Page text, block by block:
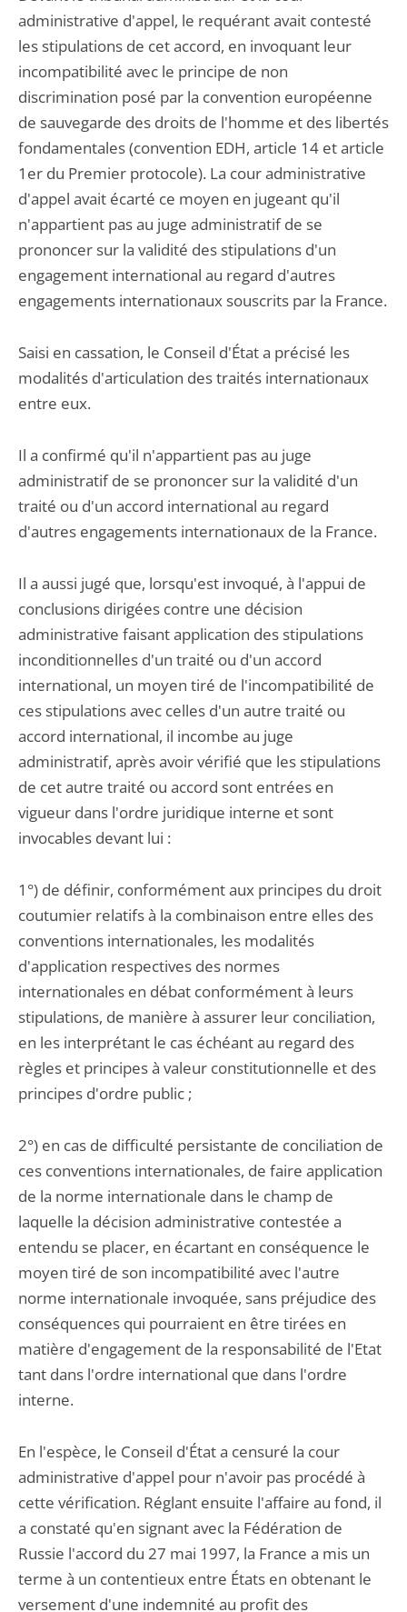
administrative d'appel, le requérant avait contesté
les stipulations de cet accord, en invoquant leur
incompatibilité avec le principe de non
discrimination posé par la convention européenne
de sauvegarde des droits de l'homme et des libertés
fondamentales (convention EDH, article 14 et article
1er du Premier protocole). La cour administrative
d'appel avait écarté ce moyen en jugeant qu'il
n'appartient pas au juge administratif de se
prononcer sur la validité des stipulations d'un
engagement international au regard d'autres
engagements internationaux souscrits par la France.
Saisi en cassation, le Conseil d'État a précisé les
modalités d'articulation des traités internationaux
entre eux.
Il a confirmé qu'il n'appartient pas au juge
administratif de se prononcer sur la validité d'un
traité ou d'un accord international au regard
d'autres engagements internationaux de la France.
Il a aussi jugé que, lorsqu'est invoqué, à l'appui de
conclusions dirigées contre une décision
administrative faisant application des stipulations
inconditionnelles d'un traité ou d'un accord
international, un moyen tiré de l'incompatibilité de
ces stipulations avec celles d'un autre traité ou
accord international, il incombe au juge
administratif, après avoir vérifié que les stipulations
de cet autre traité ou accord sont entrées en
vigueur dans l'ordre juridique interne et sont
invocables devant lui :
1°) de définir, conformément aux principes du droit
coutumier relatifs à la combinaison entre elles des
conventions internationales, les modalités
d'application respectives des normes
internationales en débat conformément à leurs
stipulations, de manière à assurer leur conciliation,
en les interprétant le cas échéant au regard des
règles et principes à valeur constitutionnelle et des
principes d'ordre public ;
2°) en cas de difficulté persistante de conciliation de
ces conventions internationales, de faire application
de la norme internationale dans le champ de
laquelle la décision administrative contestée a
entendu se placer, en écartant en conséquence le
moyen tiré de son incompatibilité avec l'autre
norme internationale invoquée, sans préjudice des
conséquences qui pourraient en être tirées en
matière d'engagement de la responsabilité de l'Etat
tant dans l'ordre international que dans l'ordre
interne.
En l'espèce, le Conseil d'État a censuré la cour
administrative d'appel pour n'avoir pas procédé à
cette vérification. Réglant ensuite l'affaire au fond, il
a constaté qu'en signant avec la Fédération de
Russie l'accord du 27 mai 1997, la France a mis un
terme à un contentieux entre États en obtenant le
versement d'une indemnité au profit des